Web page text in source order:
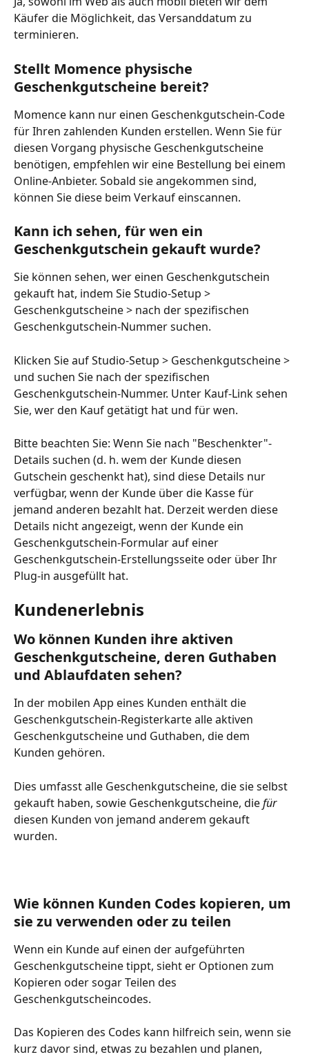
Käufer die Möglichkeit, das Versanddatum zu
terminieren.
Stellt Momence physische
Geschenkgutscheine bereit?
Momence kann nur einen Geschenkgutschein-Code
für Ihren zahlenden Kunden erstellen. Wenn Sie für
diesen Vorgang physische Geschenkgutscheine
benötigen, empfehlen wir eine Bestellung bei einem
Online-Anbieter. Sobald sie angekommen sind,
können Sie diese beim Verkauf einscannen.
Kann ich sehen, für wen ein
Geschenkgutschein gekauft wurde?
Sie können sehen, wer einen Geschenkgutschein
gekauft hat, indem Sie Studio-Setup >
Geschenkgutscheine > nach der spezifischen
Geschenkgutschein-Nummer suchen.
Klicken Sie auf Studio-Setup > Geschenkgutscheine >
und suchen Sie nach der spezifischen
Geschenkgutschein-Nummer. Unter Kauf-Link sehen
Sie, wer den Kauf getätigt hat und für wen.
Bitte beachten Sie: Wenn Sie nach "Beschenkter"-
Details suchen (d. h. wem der Kunde diesen
Gutschein geschenkt hat), sind diese Details nur
verfügbar, wenn der Kunde über die Kasse für
jemand anderen bezahlt hat. Derzeit werden diese
Details nicht angezeigt, wenn der Kunde ein
Geschenkgutschein-Formular auf einer
Geschenkgutschein-Erstellungsseite oder über Ihr
Plug-in ausgefüllt hat.
Kundenerlebnis
Wo können Kunden ihre aktiven
Geschenkgutscheine, deren Guthaben
und Ablaufdaten sehen?
In der mobilen App eines Kunden enthält die
Geschenkgutschein-Registerkarte alle aktiven
Geschenkgutscheine und Guthaben, die dem
Kunden gehören.
Dies umfasst alle Geschenkgutscheine, die sie selbst
gekauft haben, sowie Geschenkgutscheine, die für
diesen Kunden von jemand anderem gekauft
wurden.
Wie können Kunden Codes kopieren, um
sie zu verwenden oder zu teilen
Wenn ein Kunde auf einen der aufgeführten
Geschenkgutscheine tippt, sieht er Optionen zum
Kopieren oder sogar Teilen des
Geschenkgutscheincodes.
Das Kopieren des Codes kann hilfreich sein, wenn sie
kurz davor sind, etwas zu bezahlen und planen,